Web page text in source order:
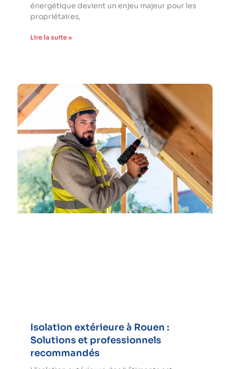
énergétique devient un enjeu majeur pour les
propriétaires,
Lire la suite »
Isolation extérieure à Rouen :
Solutions et professionnels
recommandés